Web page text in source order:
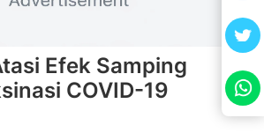
Efek Samping
COVID-19